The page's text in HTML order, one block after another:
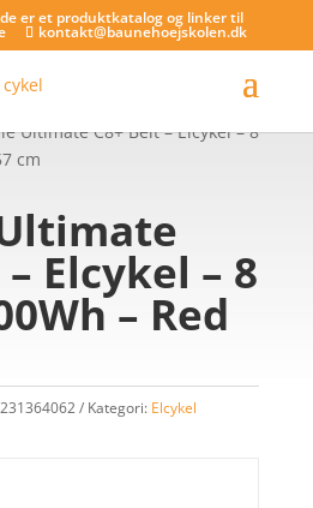
er et produktkatalog og linker til
kontakt@baunehoejskolen.dk
Ultimate C8+ Belt – Elcykel – 8
cm
Elcykel – 8
– Red
Kategori: Elcykel